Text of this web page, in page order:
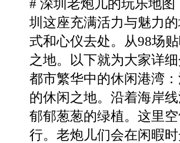
# 深圳老炮儿的玩乐地
圳这座充满活力与魅力
式和心仪去处。从98场
之地。以下就为大家详
都市繁华中的休闲港湾
的休闲之地。沿着海岸
郁郁葱葱的绿植。这里
行。老炮儿们会在闲暇